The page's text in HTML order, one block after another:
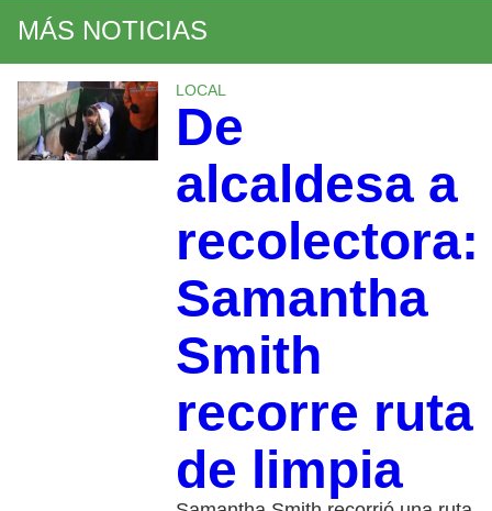
MÁS NOTICIAS
LOCAL
De
alcaldesa a
recolectora:
Samantha
Smith
recorre ruta
de limpia